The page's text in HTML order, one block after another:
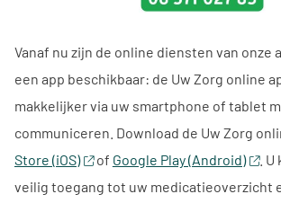
Vanaf nu zijn de online diensten van onze
een app beschikbaar: de Uw Zorg online
makkelijker via uw smartphone of tablet
communiceren. Download de Uw Zorg
Store (iOS)
of Google Play (Android)
. U
veilig toegang tot uw medicatieoverzicht